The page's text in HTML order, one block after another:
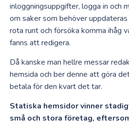
inloggningsuppgifter, logga in och
om saker som behöver
rota runt och försöka komma ihåg
fanns att redigera.
Då kanske man hellre messar
hemsida och ber denne att göra
betala för den kvart det tar.
Statiska hemsidor vinner
små och stora företag,